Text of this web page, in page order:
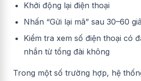
Khởi động lại điện thoại
Nhấn “Gửi lại mã” sau 30–60
Kiểm tra xem số điện thoại có
nhắn từ tổng đài không
Trong một số trường hợp, hệ